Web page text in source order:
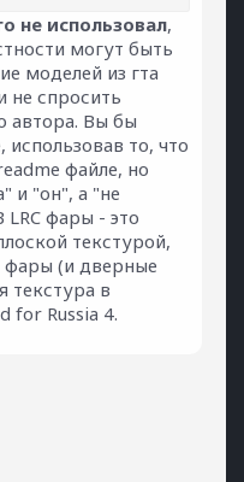
не использовал,
могут быть
моделей из гта
не спросить
автора. Вы бы
то, что
файле, но
и "он", а "не
LRC фары - это
текстурой,
фары (и дверные
текстура в
for Russia 4.